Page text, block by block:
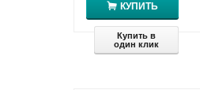
КУПИТЬ
Купить в
один клик